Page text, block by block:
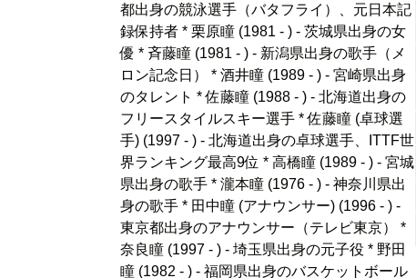
都出身の競泳選手（バタフライ）、元日本記
録保持者 * 栗原瞳 (1981 - ) - 茨城県出身の女
優 * 斉藤瞳 (1981 - ) - 新潟県出身の歌手（メ
ロン記念日） * 酒井瞳 (1989 - ) - 宮崎県出身
のタレント * 佐藤瞳 (1988 - ) - 北海道出身の
フリースタイルスキー選手 * 佐藤瞳 (卓球選
手) (1997 - ) - 北海道出身の卓球選手、ITTF世
界ランキング最高9位 * 高橋瞳 (1989 - ) - 宮城
県出身の歌手 * 瀧本瞳 (1976 - ) - 神奈川県出
身の歌手 * 田中瞳 (アナウンサー) (1996 - ) -
東京都出身のアナウンサー（テレビ東京） *
奈良瞳 (1997 - ) - 埼玉県出身の元子役 * 野田
瞳 (1982 - ) - 福岡県出身のバスケットボール